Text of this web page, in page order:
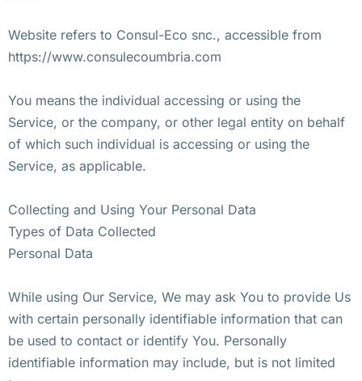
Website refers to Consul-Eco snc., accessible from
https://www.consulecoumbria.com
You means the individual accessing or using the
Service, or the company, or other legal entity on behalf
of which such individual is accessing or using the
Service, as applicable.
Collecting and Using Your Personal Data
Types of Data Collected
Personal Data
While using Our Service, We may ask You to provide Us
with certain personally identifiable information that can
be used to contact or identify You. Personally
identifiable information may include, but is not limited